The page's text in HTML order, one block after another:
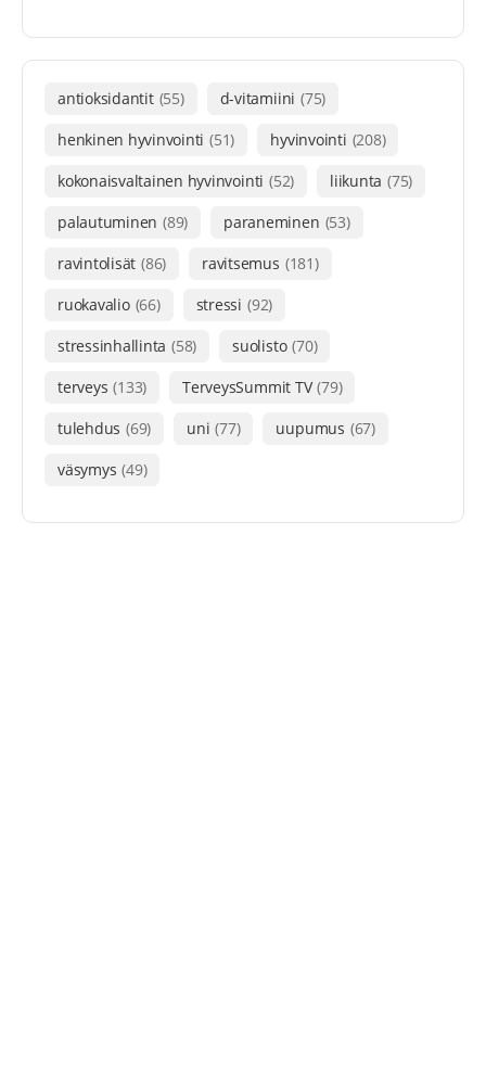
antioksidantit (55) d-vitamiini (75)
henkinen hyvinvointi (51) hyvinvointi (208)
kokonaisvaltainen hyvinvointi (52) liikunta (75)
palautuminen (89) paraneminen (53)
ravintolisät (86) ravitsemus (181)
ruokavalio (66) stressi (92)
stressinhallinta (58) suolisto (70)
terveys (133) TerveysSummit TV (79)
tulehdus (69) uni (77) uupumus (67)
väsymys (49)